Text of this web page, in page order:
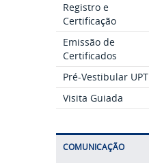
Registro e
Certificação
Emissão de
Certificados
Pré-Vestibular UPT
Visita Guiada
COMUNICAÇÃO